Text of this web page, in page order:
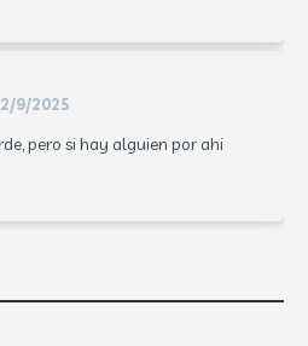
9/2025
pero si hay alguien por ahi